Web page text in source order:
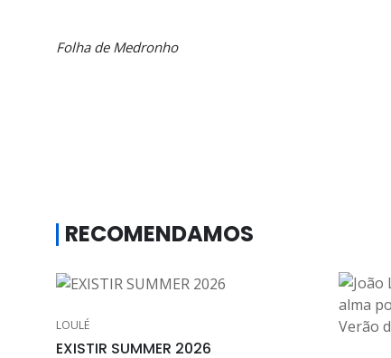
Folha de Medronho
RECOMENDAMOS
LOULÉ
EXISTIR SUMMER 2026